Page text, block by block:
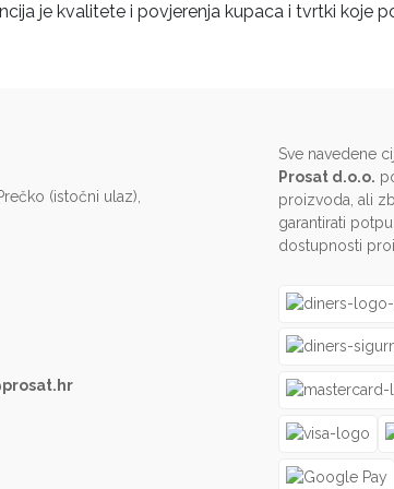
je kvalitete i povjerenja kupaca i tvrtki koje
(istočni ulaz),
Sve navedene
Prosat d.o.o.
proizvoda, ali
garantirati
dostupnosti